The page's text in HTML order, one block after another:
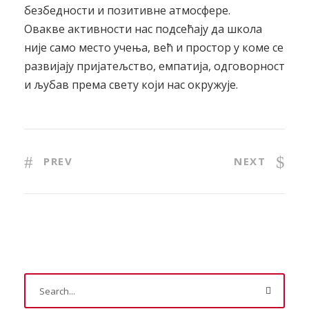
безбедности и позитивне атмосфере.
Овакве активности нас подсећају да школа
није само место учења, већ и простор у коме се
развијају пријатељство, емпатија, одговорност
и љубав према свету који нас окружује.
PREV NEXT